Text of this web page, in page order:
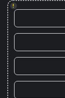
!